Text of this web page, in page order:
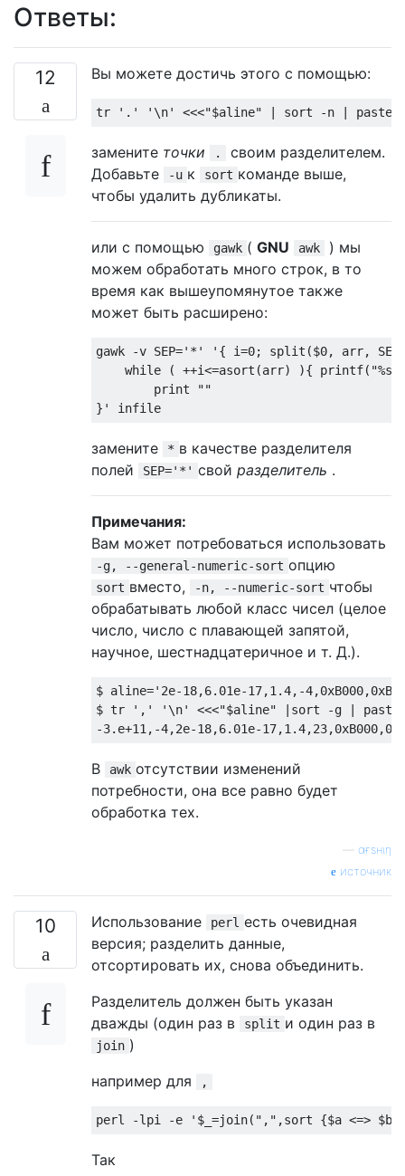
Ответы:
12 Вы можете достичь этого с помощью:
замените точки .
своим разделителем.
Добавьте
-u к sort команде выше,
чтобы удалить дубликаты.
или с помощью gawk ( GNU awk
) мы
можем обработать много строк, в то
время как вышеупомянутое также
может быть расширено:
gawk -v SEP='*' '{ i=0; split ($0, arr, SEP
while
( ++i<=asort (arr) ){ printf(
        print
""
} ' infile
замените * в качестве разделителя
полей
SEP='*' свой разделитель .
Примечания:
Вам может потребоваться использовать
-g, --general-numeric-sort опцию
sort вместо, -n, --numeric-sort чтобы
обрабатывать любой класс чисел (целое
число, число с плавающей запятой,
научное, шестнадцатеричное и т. Д.).
$ aline='2e-18,6.01e-17,1.4,-
$ tr ',' '\n' <<<"$aline" |sort -g |
В awk отсутствии изменений
потребности, она все равно будет
обработка тех.
αғsнιη
источник
10 Использование perl есть очевидная
версия; разделить данные,
отсортировать их, снова объединить.
Разделитель должен быть указан
дважды (один раз в
split и один раз в
join )
например для
,
Так